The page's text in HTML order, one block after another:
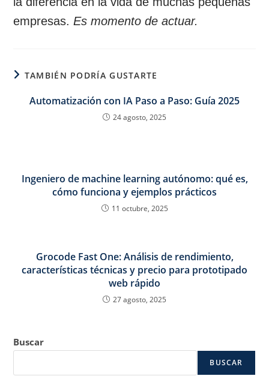
empresas. Es momento de actuar.
TAMBIÉN PODRÍA GUSTARTE
Automatización con IA Paso a Paso: Guía 2025
24 agosto, 2025
Ingeniero de machine learning autónomo: qué es,
cómo funciona y ejemplos prácticos
11 octubre, 2025
Grocode Fast One: Análisis de rendimiento,
características técnicas y precio para prototipado
web rápido
27 agosto, 2025
Buscar
BUSCAR